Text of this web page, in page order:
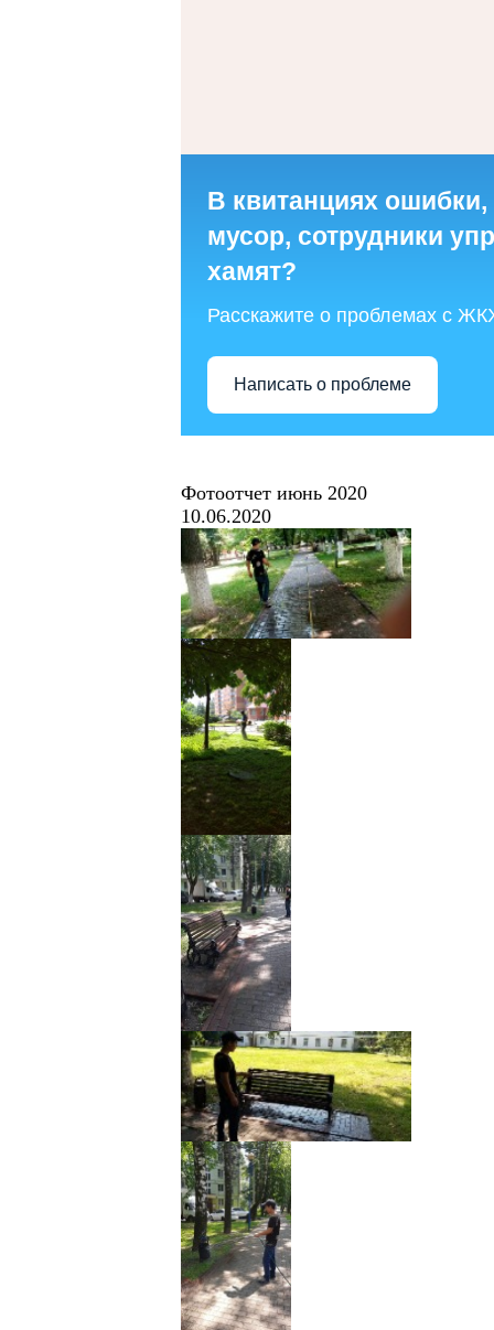
В квитанциях
мусор, сотрудники
хамят?
Расскажите о проблемах с
Написать о проблеме
Фотоотчет июнь 2020
10.06.2020